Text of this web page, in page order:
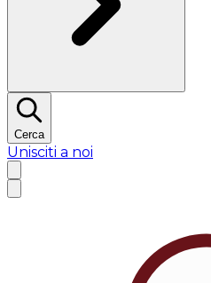
Cerca
Unisciti a noi